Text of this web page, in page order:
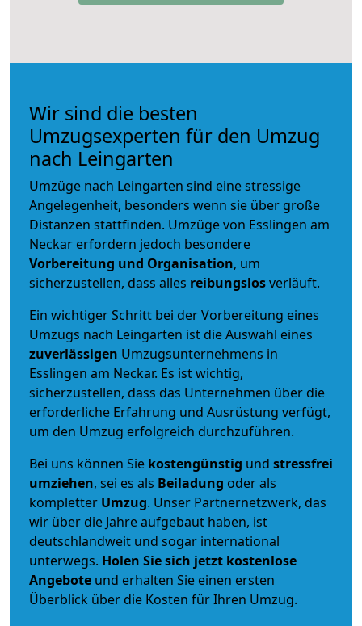
Wir sind die besten
Umzugsexperten für den Umzug
nach Leingarten
Umzüge nach Leingarten sind eine stressige
Angelegenheit, besonders wenn sie über große
Distanzen stattfinden. Umzüge von Esslingen am
Neckar erfordern jedoch besondere
Vorbereitung und Organisation, um
sicherzustellen, dass alles reibungslosverläuft.
Ein wichtiger Schritt bei der Vorbereitung eines
Umzugs nach Leingarten ist die Auswahl eines
zuverlässigen Umzugsunternehmens in
Esslingen am Neckar. Es ist wichtig,
sicherzustellen, dass das Unternehmen über die
erforderliche Erfahrung und Ausrüstung verfügt,
um den Umzug erfolgreich durchzuführen.
Bei uns können Sie kostengünstig und stressfrei
umziehen, sei es als Beiladung oder als
kompletter Umzug. Unser Partnernetzwerk, das
wir über die Jahre aufgebaut haben, ist
deutschlandweit und sogar international
unterwegs. Holen Sie sich jetzt kostenlose
Angebote und erhalten Sie einen ersten
Überblick über die Kosten für Ihren Umzug.